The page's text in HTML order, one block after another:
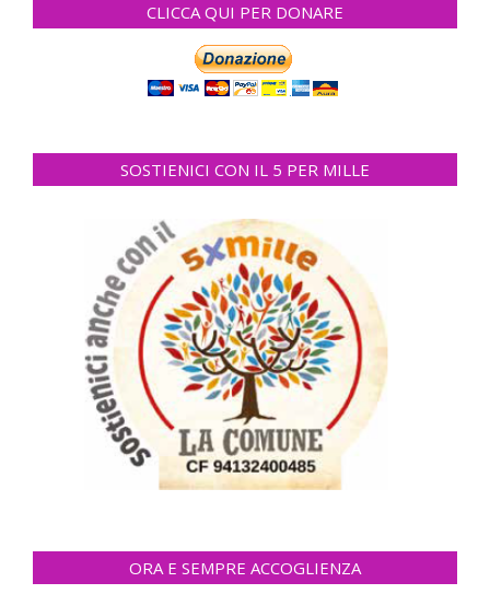
CLICCA QUI PER DONARE
SOSTIENICI CON IL 5 PER MILLE
ORA E SEMPRE ACCOGLIENZA